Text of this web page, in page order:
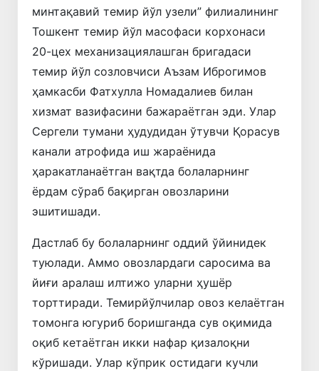
минтақавий темир йўл узели” филиалининг
Тошкент темир йўл масофаси корхонаси
20-цех механизациялашган бригадаси
темир йўл созловчиси Аъзам Иброгимов
ҳамкасби Фатхулла Номадалиев билан
хизмат вазифасини бажараётган эди. Улар
Сергели тумани ҳудудидан ўтувчи Қорасув
канали атрофида иш жараёнида
ҳаракатланаётган вақтда болаларнинг
ёрдам сўраб бақирган овозларини
эшитишади.
Дастлаб бу болаларнинг оддий ўйинидек
туюлади. Аммо овозлардаги саросима ва
йиғи аралаш илтижо уларни ҳушёр
торттиради. Темирйўлчилар овоз келаётган
томонга югуриб боришганда сув оқимида
оқиб кетаётган икки нафар қизалоқни
кўришади. Улар кўприк остидаги кучли